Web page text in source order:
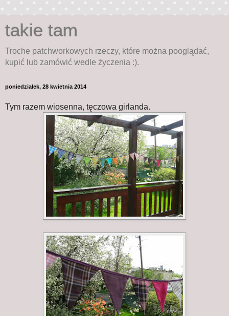
takie tam
Troche patchworkowych rzeczy, które można pooglądać,
kupić lub zamówić wedle życzenia :).
poniedziałek, 28 kwietnia 2014
Tym razem wiosenna, tęczowa girlanda.